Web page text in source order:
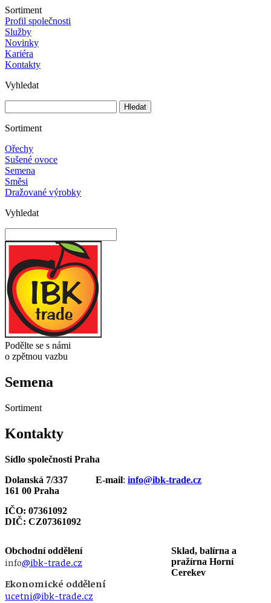
Sortiment
Profil společnosti
Služby
Novinky
Kariéra
Kontakty
Vyhledat
Sortiment
Ořechy
Sušené ovoce
Semena
Směsi
Dražované výrobky
Vyhledat
Podělte se s námi
o zpětnou vazbu
Semena
Sortiment
Kontakty
Sídlo společnosti Praha
Dolanská 7/337
161 00 Praha
E-mail: info@ibk-trade.cz
IČO: 07361092
DIČ: CZ07361092
Obchodní oddělení
info@ibk-trade.cz
Ekonomické oddělení
ucetni@ibk-trade.cz
Sklad, balírna a
pražírna Horní
Cerekev